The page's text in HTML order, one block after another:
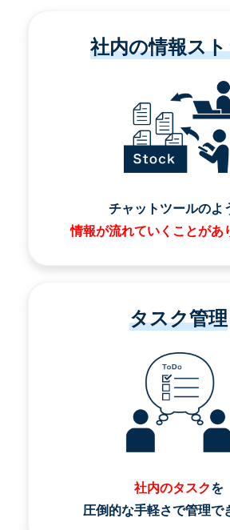
社内の情報ス
チャットツールのよ
情報が流れていくことがあ
タスク管理
社内のタスクを
圧倒的な手軽さで管理で